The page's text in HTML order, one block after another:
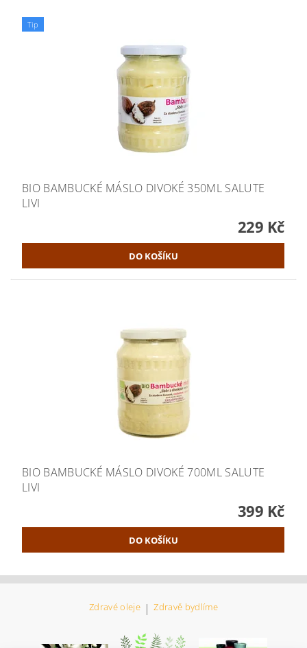
Tip
BIO BAMBUCKÉ MÁSLO DIVOKÉ 350ML SALUTE
LIVI
229 Kč
BIO BAMBUCKÉ MÁSLO DIVOKÉ 700ML SALUTE
LIVI
399 Kč
Zdravé oleje | Zdravě bydlíme